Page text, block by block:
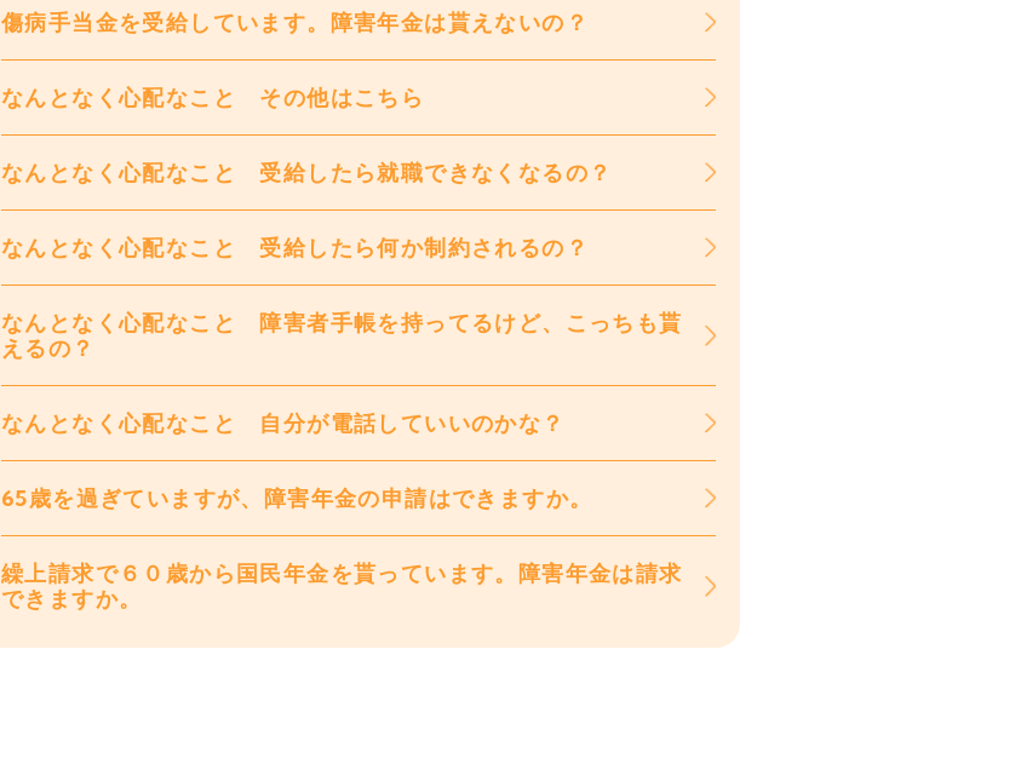
傷病手当金を受給しています。障害年金は貰えないの？
なんとなく心配なこと その他はこちら
なんとなく心配なこと 受給したら就職できなくなるの？
なんとなく心配なこと 受給したら何か制約されるの？
なんとなく心配なこと 障害者手帳を持ってるけど、こっちも貰
えるの？
なんとなく心配なこと 自分が電話していいのかな？
65歳を過ぎていますが、障害年金の申請はできますか。
繰上請求で６０歳から国民年金を貰っています。障害年金は請求
できますか。